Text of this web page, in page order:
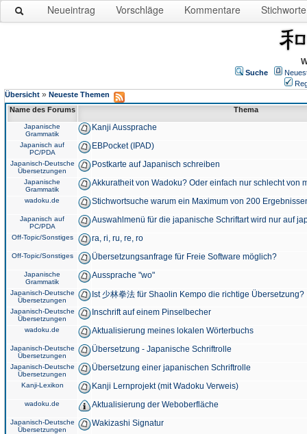
Neueintrag Vorschläge Kommentare Stichworte
Suche
Übersicht » Neueste Themen
Name des Forums
Thema
Japanische
Grammatik
Kanji Aussprache
Japanisch auf
PC/PDA
EBPocket (IPAD)
Japanisch-Deutsche
Übersetzungen
Postkarte auf Japanisch schreiben
Japanische
Grammatik
Akkuratheit von Wadoku? Oder einfach nur schlecht von
wadoku.de Stichwortsuche warum ein Maximum von 200
Japanisch auf
PC/PDA
Auswahlmenü für die japanische Schriftart wird nur auf
Off-Topic/Sonstiges ra, ri, ru, re, ro
Off-Topic/Sonstiges Übersetzungsanfrage für Freie Software möglich?
Japanische
Grammatik
Aussprache "wo"
Japanisch-Deutsche
Übersetzungen
Ist 少林拳法 für Shaolin Kempo die richtige Übersetzung?
Japanisch-Deutsche
Übersetzungen
Inschrift auf einem Pinselbecher
wadoku.de Aktualisierung meines lokalen Wörterbuchs
Japanisch-Deutsche
Übersetzungen
Übersetzung - Japanische Schriftrolle
Japanisch-Deutsche
Übersetzungen
Übersetzung einer japanischen Schriftrolle
Kanji-Lexikon Kanji Lernprojekt (mit Wadoku Verweis)
wadoku.de Aktualisierung der Weboberfläche
Japanisch-Deutsche
Übersetzungen
Wakizashi Signatur